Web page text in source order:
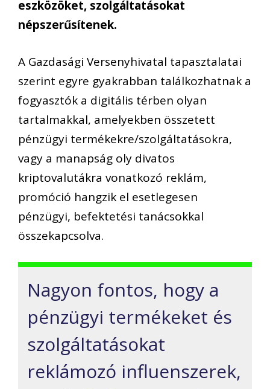
eszközöket, szolgáltatásokat
népszerűsítenek.
A Gazdasági Versenyhivatal tapasztalatai
szerint egyre gyakrabban találkozhatnak a
fogyasztók a digitális térben olyan
tartalmakkal, amelyekben összetett
pénzügyi termékekre/szolgáltatásokra,
vagy a manapság oly divatos
kriptovalutákra vonatkozó reklám,
promóció hangzik el esetlegesen
pénzügyi, befektetési tanácsokkal
összekapcsolva.
Nagyon fontos, hogy a
pénzügyi termékeket és
szolgáltatásokat
reklámozó influenszerek,